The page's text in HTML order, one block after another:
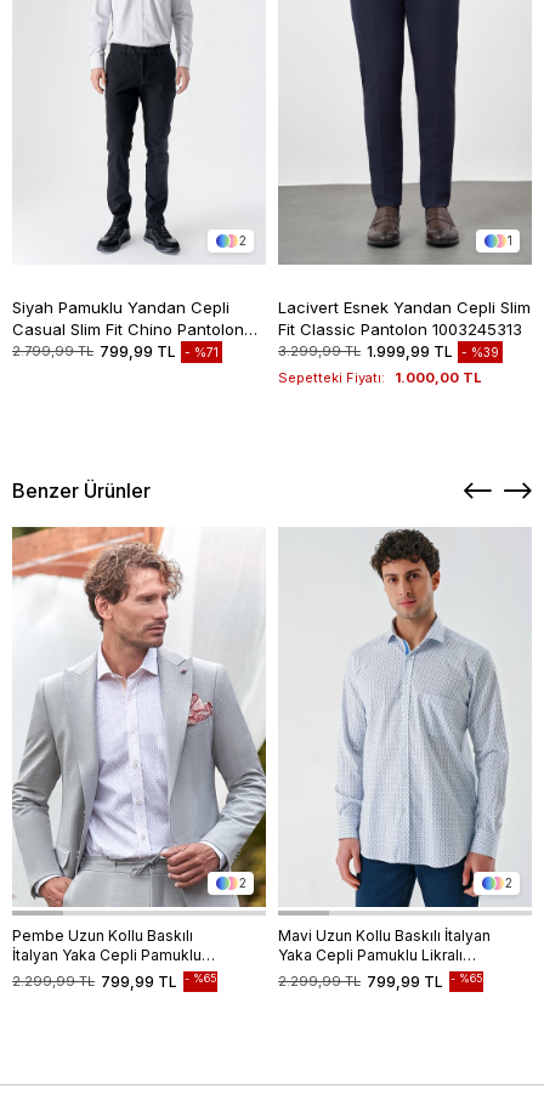
2
Siyah Pamuklu Yandan Cepli
Casual Slim Fit Chino Pantolon
1003235117
2.799,99 TL 799,99 TL %71
1
Lacivert Esnek Yandan Cepli Slim
Fit Classic Pantolon 1003245313
3.299,99 TL 1.999,99 TL %39
Sepetteki Fiyatı: 1.000,00 TL
Benzer Ürünler
2
Pembe Uzun Kollu Baskılı
İtalyan Yaka Cepli Pamuklu
Likralı Comfort Fit Gömlek
1004240160
799,99 TL
2.299,99 TL %65
2
Mavi Uzun Kollu Baskılı İtalyan
Yaka Cepli Pamuklu Likralı
Comfort Fit Gömlek
1004240160
799,99 TL
2.299,99 TL %65